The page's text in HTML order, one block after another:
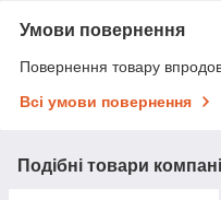
Умови повернення
Повернення товару
Всі умови повернення
Подібні товари